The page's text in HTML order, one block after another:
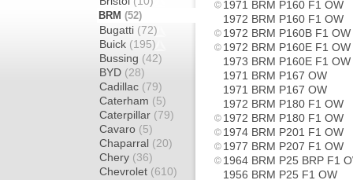
BRM (52)
Bugatti (72)
Buick (195)
Bussing (42)
BYD (28)
Cadillac (79)
Caterham (5)
Caterpillar (79)
Cavaro (5)
Chaparral (20)
Chery (36)
Chevrolet (610)
1971 BRM P160 F1 OW
1972 BRM P160 F1 OW
1972 BRM P160B F1 OW
1972 BRM P160E F1 OW
1973 BRM P160E F1 OW
1971 BRM P167 OW
1971 BRM P167 OW
1972 BRM P180 F1 OW
1972 BRM P180 F1 OW
1974 BRM P201 F1 OW
1977 BRM P207 F1 OW
1964 BRM P25 BRP F1
1956 BRM P25 F1 OW